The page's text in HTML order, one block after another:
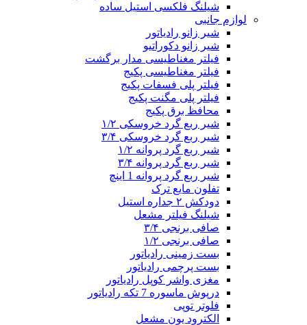
شیلنگ فلکسی استیل ساده
لوازم جانبی
شیر زانو رادیاتور
شیر زانو دکوراتیو
فیلتر مغناطیسی مدار برگشت
فیلتر مغناطیسی پکیج
فیلتر پلی فسفات پکیج
فیلتر پلی مگنت پکیج
محافظ برق پکیج
شیر ربع گرد خروسکی ۱/۲
شیر ربع گرد خروسکی ۳/۴
شیر ربع گرد پروانه ۱/۲
شیر ربع گرد پروانه ۳/۴
شیر ربع گرد پروانه 1 اینچ
تفلون مایع ترک
دودکش ۲ جداره استیل
شیلنگ فیلتر مشعل
صافی برنجی ۳/۴
صافی برنجی ۱/۲
بست زمینی رادیاتور
بست پرچمی رادیاتور
مغزی واشر کوپل رادیاتور
درپوش ماسوره 7 تکه رادیاتور
فلوتر توپی
الکترود یون مشعل